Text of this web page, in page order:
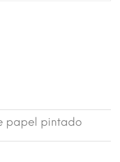
papel pintado